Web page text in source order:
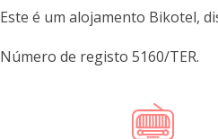
Este é um alojamento Bikotel,
Número de registo 5160/TER.